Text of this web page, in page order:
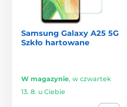
Samsung Galaxy A25 5G
Szkło hartowane
W magazynie, w czwartek
13. 8. u Ciebie